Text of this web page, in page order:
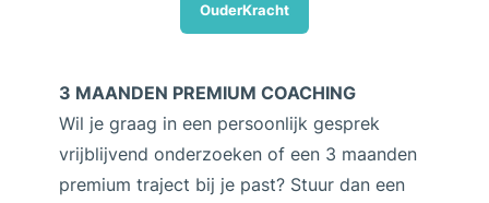
OuderKracht
3 MAANDEN PREMIUM COACHING
Wil je graag in een persoonlijk gesprek
vrijblijvend onderzoeken of een 3 maanden
premium traject bij je past? Stuur dan een